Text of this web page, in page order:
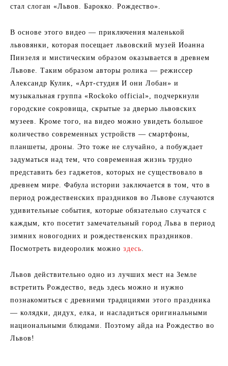
стал слоган «Львов. Барокко. Рождество».
В основе этого видео — приключения маленькой
львовянки, которая посещает львовский музей Иоанна
Пинзеля и мистическим образом оказывается в древнем
Львове. Таким образом авторы ролика — режиссер
Александр Кулик, «Арт-студия И они Лобан» и
музыкальная группа «Rockoko official», подчеркнули
городские сокровища, скрытые за дверью львовских
музеев. Кроме того, на видео можно увидеть большое
количество современных устройств — смартфоны,
планшеты, дроны. Это тоже не случайно, а побуждает
задуматься над тем, что современная жизнь трудно
представить без гаджетов, которых не существовало в
древнем мире. Фабула истории заключается в том, что в
период рождественских праздников во Львове случаются
удивительные события, которые обязательно случатся с
каждым, кто посетит замечательный город Льва в период
зимних новогодних и рождественских праздников.
Посмотреть видеоролик можно здесь.
Львов действительно одно из лучших мест на Земле
встретить Рождество, ведь здесь можно и нужно
познакомиться с древними традициями этого праздника
— колядки, дидух, елка, и насладиться оригинальными
национальными блюдами. Поэтому айда на Рождество во
Львов!